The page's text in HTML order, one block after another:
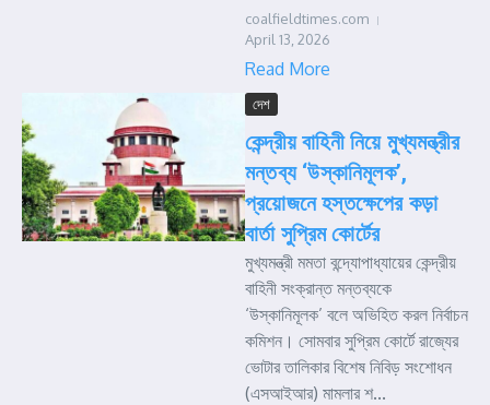
coalfieldtimes.com
April 13, 2026
Read More
দেশ
কেন্দ্রীয় বাহিনী নিয়ে মুখ্যমন্ত্রীর
মন্তব্য ‘উস্কানিমূলক’,
প্রয়োজনে হস্তক্ষেপের কড়া
বার্তা সুপ্রিম কোর্টের
মুখ্যমন্ত্রী মমতা বন্দ্যোপাধ্যায়ের কেন্দ্রীয়
বাহিনী সংক্রান্ত মন্তব্যকে
‘উস্কানিমূলক’ বলে অভিহিত করল নির্বাচন
কমিশন। সোমবার সুপ্রিম কোর্টে রাজ্যের
ভোটার তালিকার বিশেষ নিবিড় সংশোধন
(এসআইআর) মামলার শ...